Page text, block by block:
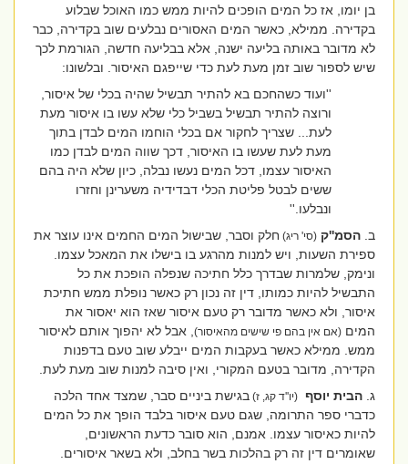
בן יומו, אז כל המים הופכים להיות ממש כמו האוכל שבלוע
בקדירה. ממילא, כאשר המים האסורים נבלעים שוב בקדירה, כבר
לא מדובר באותה בליעה ישנה, אלא בבליעה חדשה, הגורמת לכך
שיש לספור שוב זמן מעת לעת כדי שייפגם האיסור. ובלשונו:
''ועוד כשהחכם בא להתיר תבשיל שהיה בכלי של איסור,
ורוצה להתיר תבשיל בשביל כלי שלא עשו בו איסור מעת
לעת... שצריך לחקור אם בכלי הוחמו המים לבדן בתוך
מעת לעת שעשו בו האיסור, דכך שווה המים לבדן כמו
האיסור עצמו, דכל המים נעשו נבלה, כיון שלא היה בהם
ששים לבטל פליטת הכלי דבדידיה משערינן וחזרו
ונבלעו.''
ב.הסמ''ק (סי' ריג)חלק וסבר, שבישול המים החמים אינו עוצר את
ספירת השעות, ויש למנות מהרגע בו בישלו את המאכל עצמו.
ונימק, שלמרות שבדרך כלל חתיכה שנפלה הופכת את כל
התבשיל להיות כמותו, דין זה נכון רק כאשר נופלת ממש חתיכת
איסור, ולא כאשר מדובר רק טעם איסור שאז הוא יאסור את
המים(אם אין בהם פי שישים מהאיסור), אבל לא יהפוך אותם לאיסור
ממש. ממילא כאשר בעקבות המים ייבלע שוב טעם בדפנות
הקדירה, מדובר בטעם המקורי, ואין סיבה למנות שוב מעת לעת.
הבית יוסף (יו''ד קג, ז) בגישת ביניים סבר, שמצד אחד הלכה
כדברי ספר התרומה, שגם טעם איסור בלבד הופך את כל המים
להיות כאיסור עצמו. אמנם, הוא סובר כדעת הראשונים,
שאומרים דין זה רק בהלכות בשר בחלב, ולא בשאר איסורים.